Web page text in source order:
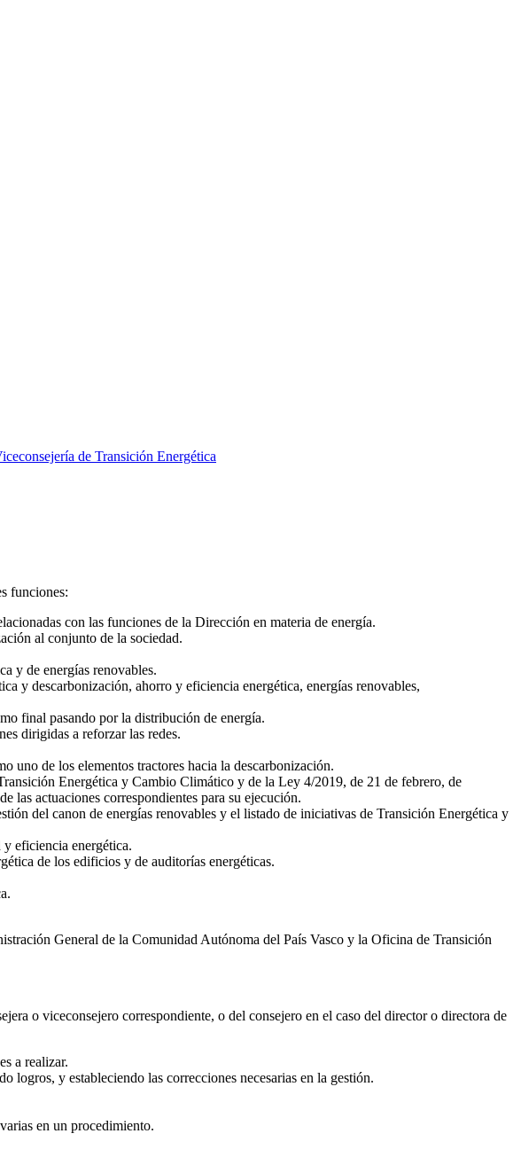
de Transición Energética
funciones:
con las funciones de la Dirección en materia de energía.
al conjunto de la sociedad.
y de energías renovables.
y descarbonización, ahorro y eficiencia energética, energías renovables,
final pasando por la distribución de energía.
dirigidas a reforzar las redes.
uno de los elementos tractores hacia la descarbonización.
Energética y Cambio Climático y de la Ley 4/2019, de 21 de febrero, de
las actuaciones correspondientes para su ejecución.
del canon de energías renovables y el listado de iniciativas de Transición Energética y
eficiencia energética.
de los edificios y de auditorías energéticas.
General de la Comunidad Autónoma del País Vasco y la Oficina de Transición
o viceconsejero correspondiente, o del consejero en el caso del director o directora de
a realizar.
logros, y estableciendo las correcciones necesarias en la gestión.
en un procedimiento.